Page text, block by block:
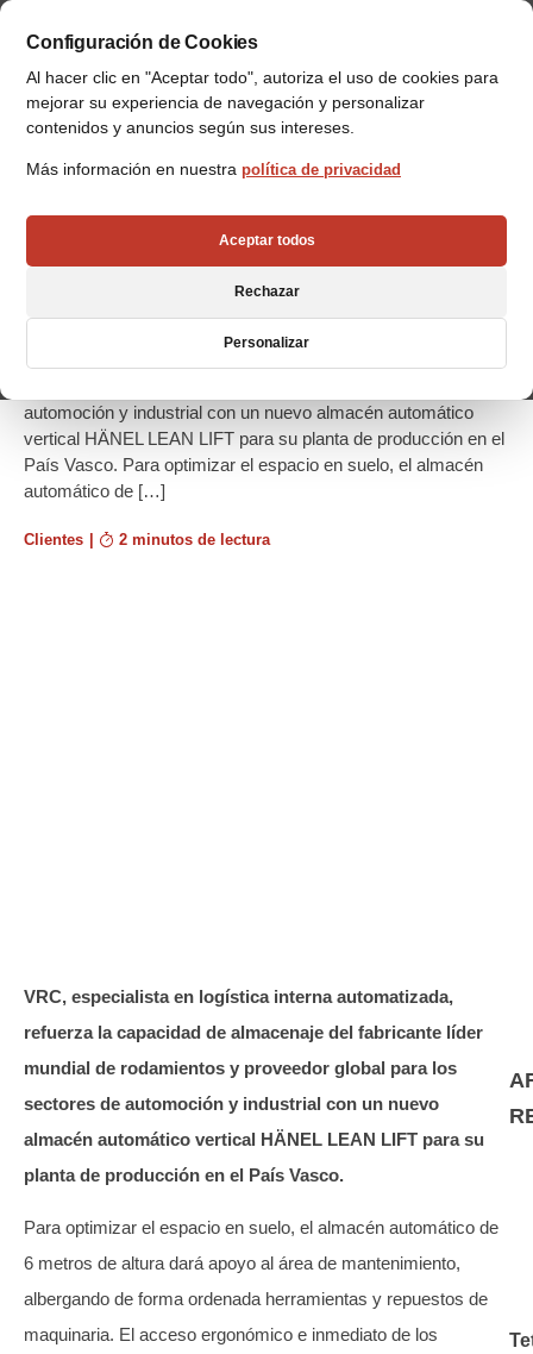
Configuración de Cookies
Al hacer clic en "Aceptar todo", autoriza el uso de cookies para
mejorar su experiencia de navegación y personalizar
contenidos y anuncios según sus intereses.
Más información en nuestra política de privacidad
Aceptar todos
Rechazar
Personalizar
TECHNOLOGIES instala el cuarto
almacén automático en
SCHAEFFLER IBERIA
VRC, especialista en logística interna automatizada, refuerza
automoción y industrial con un nuevo almacén automático
vertical HÄNEL LEAN LIFT para su planta de producción en el
País Vasco. Para optimizar el espacio en suelo, el almacén
automático de […]
Clientes 2 minutos de lectura
VRC, especialista en logística interna automatizada,
refuerza la capacidad de almacenaje del fabricante líder
mundial de rodamientos y proveedor global para los
sectores de automoción y industrial con un nuevo
almacén automático vertical HÄNEL LEAN LIFT para su
planta de producción en el País Vasco.
Para optimizar el espacio en suelo, el almacén automático de
6 metros de altura dará apoyo al área de mantenimiento,
albergando de forma ordenada herramientas y repuestos de
maquinaria. El acceso ergonómico e inmediato de los